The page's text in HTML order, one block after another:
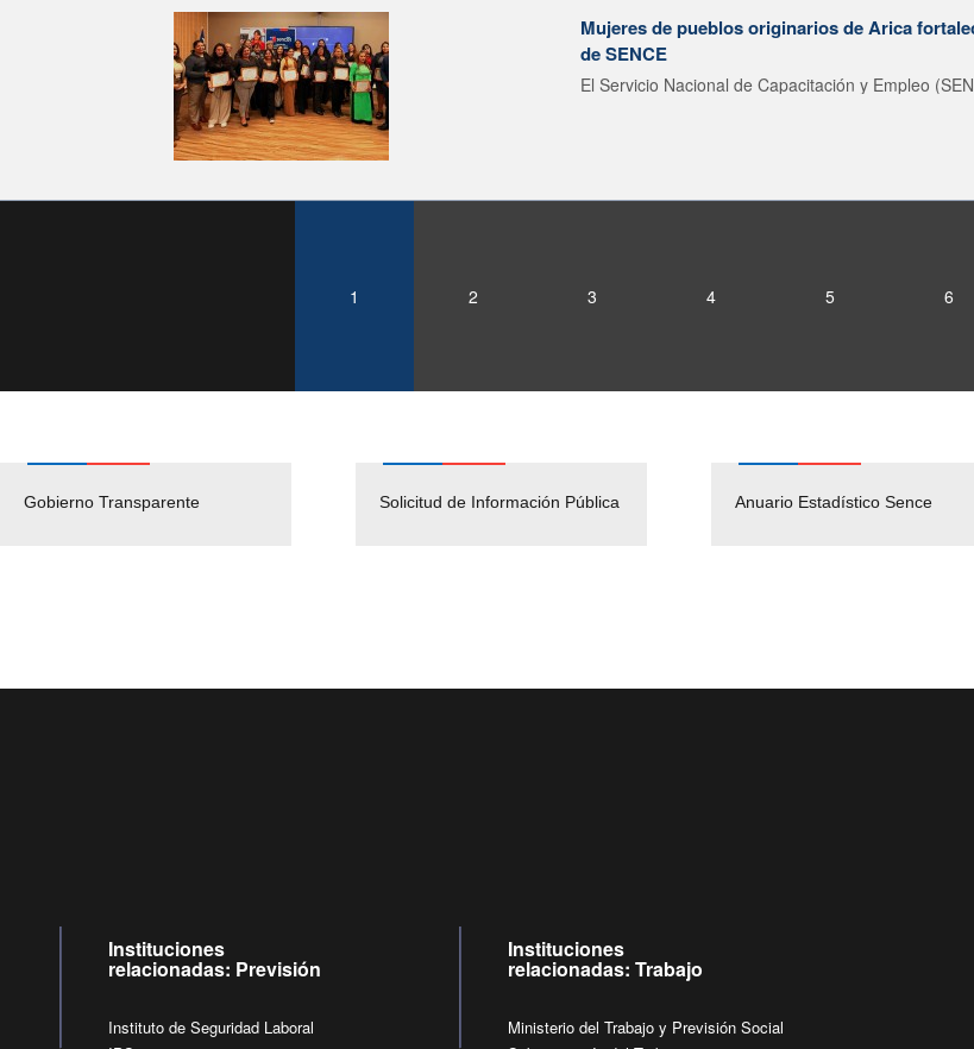
Mujeres de pueblos originarios de Arica
de SENCE
El Servicio Nacional de Capacitación y Empleo
1 2 3 4 5 6
Gobierno Transparente Solicitud de Información Pública Anuario Estadístico Sence
Pago Proveedores
Empleos Públicos
Solicitud Audiencias y
Instituciones
relacionadas: Previsión
Instituto de Seguridad Laboral
Instituciones
relacionadas: Trabajo
Ministerio del Trabajo y Previsión Social